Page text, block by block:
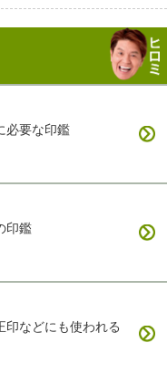
必要な印鑑
印鑑
印などにも使われる